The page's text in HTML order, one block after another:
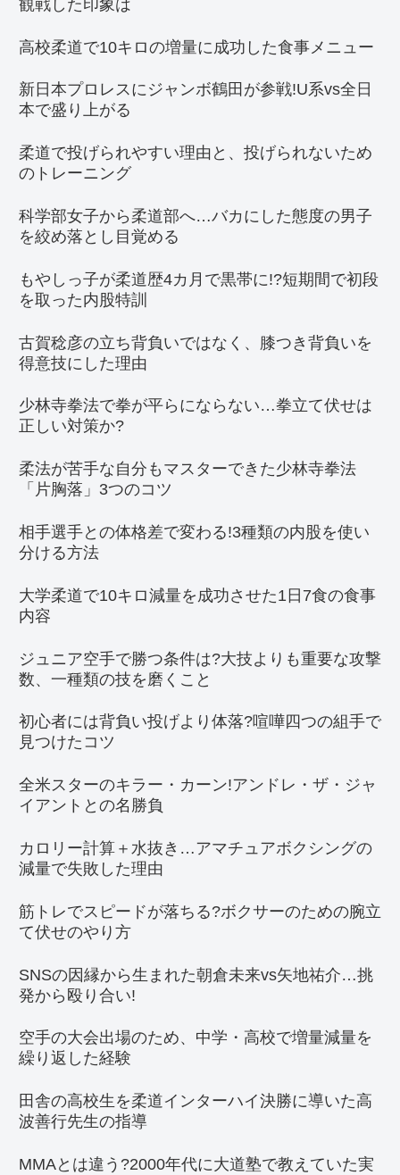
観戦した印象は
高校柔道で10キロの増量に成功した食事メニュー
新日本プロレスにジャンボ鶴田が参戦!U系vs全日
本で盛り上がる
柔道で投げられやすい理由と、投げられないため
のトレーニング
科学部女子から柔道部へ…バカにした態度の男子
を絞め落とし目覚める
もやしっ子が柔道歴4カ月で黒帯に!?短期間で初段
を取った内股特訓
古賀稔彦の立ち背負いではなく、膝つき背負いを
得意技にした理由
少林寺拳法で拳が平らにならない…拳立て伏せは
正しい対策か?
柔法が苦手な自分もマスターできた少林寺拳法
「片胸落」3つのコツ
相手選手との体格差で変わる!3種類の内股を使い
分ける方法
大学柔道で10キロ減量を成功させた1日7食の食事
内容
ジュニア空手で勝つ条件は?大技よりも重要な攻撃
数、一種類の技を磨くこと
初心者には背負い投げより体落?喧嘩四つの組手で
見つけたコツ
全米スターのキラー・カーン!アンドレ・ザ・ジャ
イアントとの名勝負
カロリー計算＋水抜き…アマチュアボクシングの
減量で失敗した理由
筋トレでスピードが落ちる?ボクサーのための腕立
て伏せのやり方
SNSの因縁から生まれた朝倉未来vs矢地祐介…挑
発から殴り合い!
空手の大会出場のため、中学・高校で増量減量を
繰り返した経験
田舎の高校生を柔道インターハイ決勝に導いた高
波善行先生の指導
MMAとは違う?2000年代に大道塾で教えていた実